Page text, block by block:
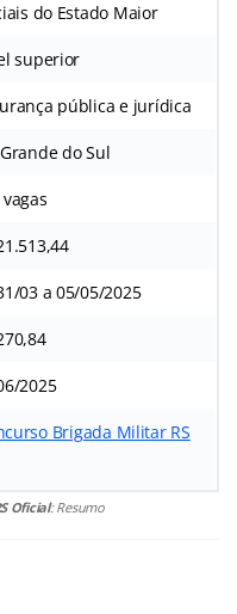
do Estado Maior
superior
pública e jurídica
do Sul
03 a 05/05/2025
2025
Brigada Militar RS
Oficial: Resumo